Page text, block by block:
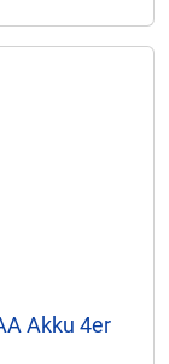
Akku 4er